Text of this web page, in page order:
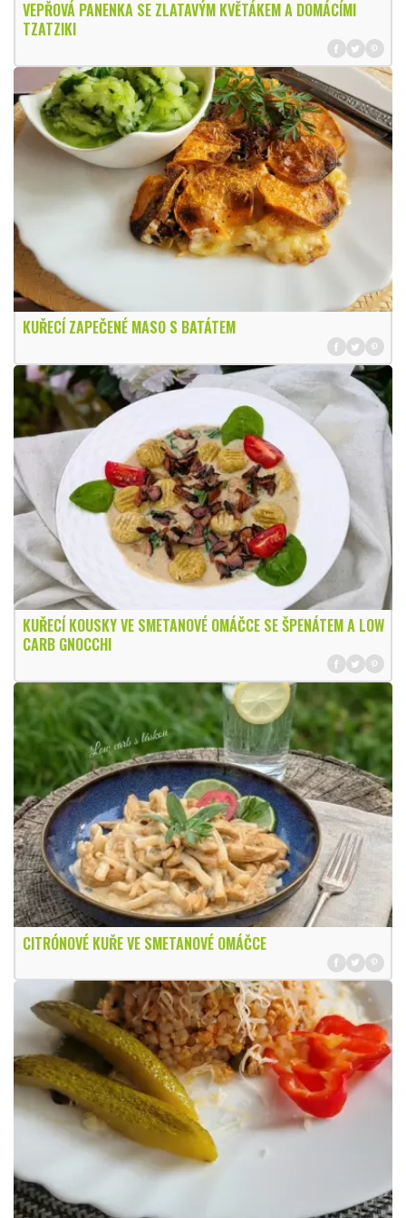
VEPŘOVÁ PANENKA SE ZLATAVÝM KVĚTÁKEM A DOMÁCÍMI
TZATZIKI
KUŘECÍ ZAPEČENÉ MASO S BATÁTEM
KUŘECÍ KOUSKY VE SMETANOVÉ OMÁČCE SE ŠPENÁTEM A LOW
CARB GNOCCHI
CITRÓNOVÉ KUŘE VE SMETANOVÉ OMÁČCE